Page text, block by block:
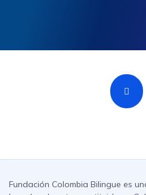
Fundación Colombia Bilingue es